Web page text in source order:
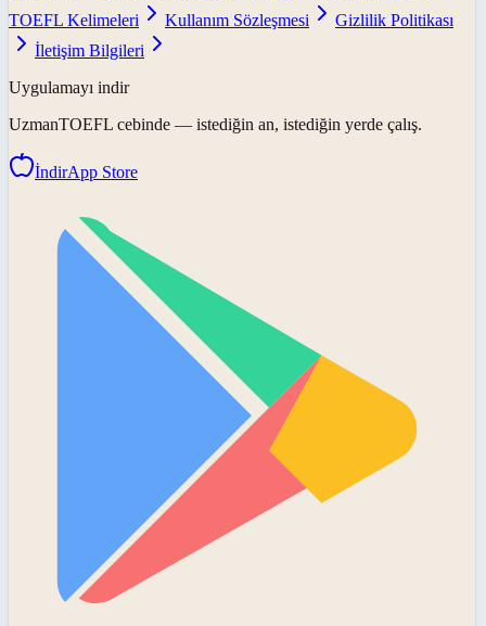
TOEFL Kelimeleri
Kullanım Sözleşmesi
Gizlilik Politikası
İletişim Bilgileri
Uygulamayı indir
UzmanTOEFL cebinde — istediğin an, istediğin yerde çalış.
İndirApp Store